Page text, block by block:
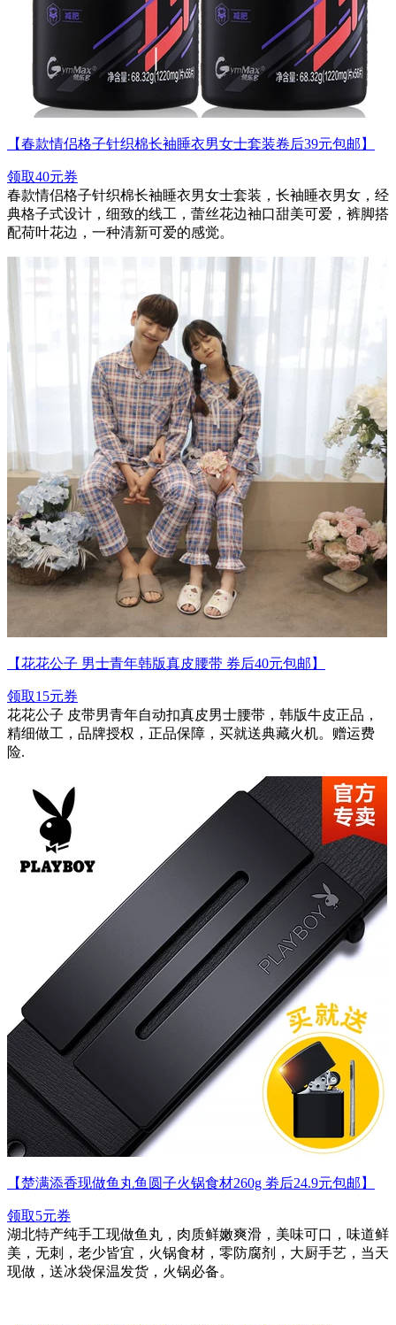
【春款情侣格子针织棉长袖睡衣男女士套装卷后39元包邮】
领取40元券
春款情侣格子针织棉长袖睡衣男女士套装，长袖睡衣男女，经
典格子式设计，细致的线工，蕾丝花边袖口甜美可爱，裤脚搭
配荷叶花边，一种清新可爱的感觉。
【花花公子 男士青年韩版真皮腰带 券后40元包邮】
领取15元券
花花公子 皮带男青年自动扣真皮男士腰带，韩版牛皮正品，
精细做工，品牌授权，正品保障，买就送典藏火机。赠运费
险.
【楚满添香现做鱼丸鱼圆子火锅食材260g 劵后24.9元包邮】
领取5元券
湖北特产纯手工现做鱼丸，肉质鲜嫩爽滑，美味可口，味道鲜
美，无刺，老少皆宜，火锅食材，零防腐剂，大厨手艺，当天
现做，送冰袋保温发货，火锅必备。